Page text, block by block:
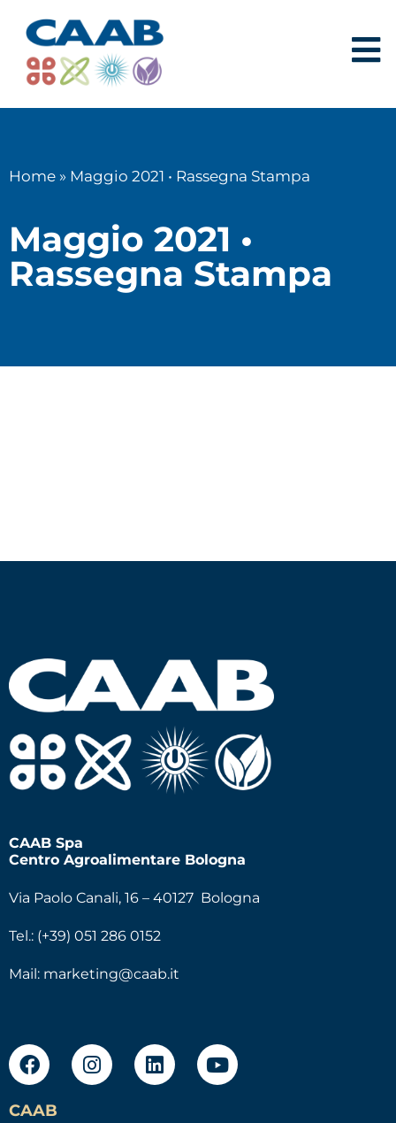
Home » Maggio 2021 • Rassegna Stampa
Maggio 2021 •
Rassegna Stampa
CAAB Spa
Centro Agroalimentare Bologna
Via Paolo Canali, 16 – 40127 Bologna
Tel.: (+39) 051 286 0152
Mail: marketing@caab.it
CAAB